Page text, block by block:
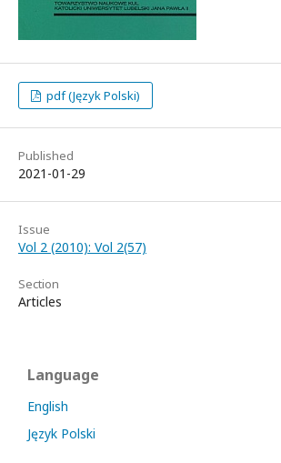
pdf (Język Polski)
Published
2021-01-29
Issue
Vol 2 (2010): Vol 2(57)
Section
Articles
Language
English
Język Polski